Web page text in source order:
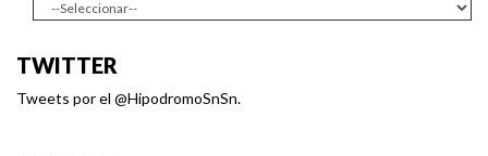
TWITTER
Tweets por el @HipodromoSnSn.